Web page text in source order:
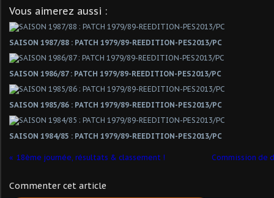
Vous aimerez aussi :
SAISON 1987/88 : PATCH 1979/89-REEDITION-PES2013/PC
SAISON 1986/87 : PATCH 1979/89-REEDITION-PES2013/PC
SAISON 1985/86 : PATCH 1979/89-REEDITION-PES2013/PC
SAISON 1984/85 : PATCH 1979/89-REEDITION-PES2013/PC
18ème journée, résultats & classement ! Commission de
Commenter cet article